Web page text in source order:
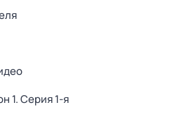
1. Серия 1-я